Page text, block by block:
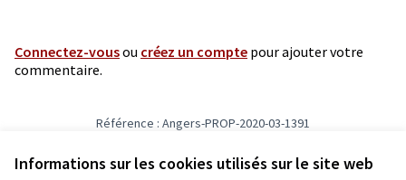
Informations sur les cookies utilisés sur le site web
Connectez-vousou créez un compte pour ajouter votre
commentaire.
Référence : Angers-PROP-2020-03-1391